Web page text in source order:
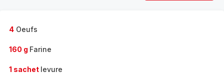
4 Oeufs
160 g Farine
1 sachet levure